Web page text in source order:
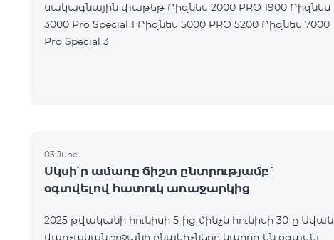
սակագնային փաթեթ Բիզնես 2000 PRO 1900 Բիզնես
3000 Pro Special 1 Բիզնես 5000 PRO 5200 Բիզնես 7000
Pro Special 3
03 June
Սկսի՛ր ամառը ճիշտ ընտրությամբ՝
օգտվելով հատուկ առաջարկից
2025 թվականի հունիսի 5-ից մինչև հունիսի 30-ը Ավան
վարչական շրջանի բնակիչները կարող են օգտվել